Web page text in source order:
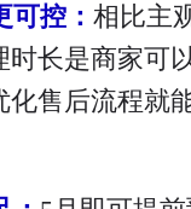
可控： 相比主
时长是商家可
化售后流程就